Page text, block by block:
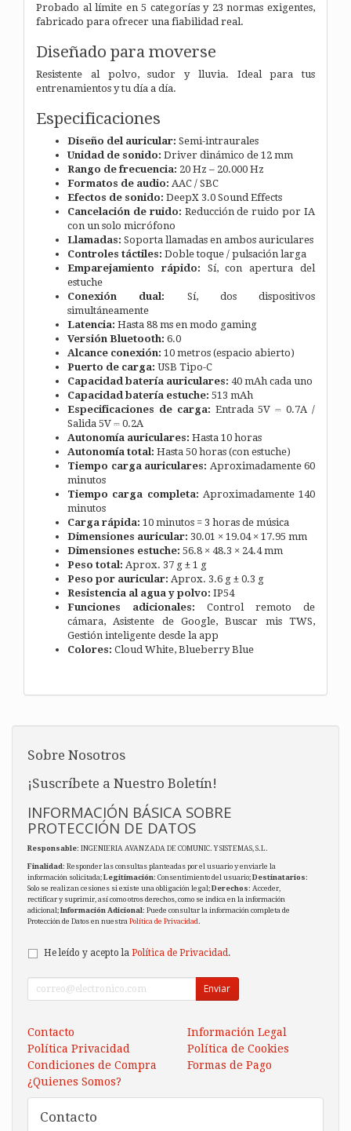
Probado al límite en 5 categorías y 23 normas exigentes,
fabricado para ofrecer una fiabilidad real.
Diseñado para moverse
Resistente al polvo, sudor y lluvia. Ideal para tus
entrenamientos y tu día a día.
Especificaciones
Diseño del auricular: Semi-intraurales
Unidad de sonido: Driver dinámico de 12 mm
Rango de frecuencia: 20 Hz – 20.000 Hz
Formatos de audio: AAC / SBC
Efectos de sonido: DeepX 3.0 Sound Effects
Cancelación de ruido: Reducción de ruido por IA
con un solo micrófono
Llamadas: Soporta llamadas en ambos auriculares
Controles táctiles: Doble toque / pulsación larga
Emparejamiento rápido: Sí, con apertura del
estuche
Conexión dual: Sí, dos dispositivos
simultáneamente
Latencia: Hasta 88 ms en modo gaming
Versión Bluetooth: 6.0
Alcance conexión: 10 metros (espacio abierto)
Puerto de carga: USB Tipo-C
Capacidad batería auriculares: 40 mAh cada uno
Capacidad batería estuche: 513 mAh
Especificaciones de carga: Entrada 5V ⎓ 0.7A /
Salida 5V ⎓ 0.2A
Autonomía auriculares: Hasta 10 horas
Autonomía total: Hasta 50 horas (con estuche)
Tiempo carga auriculares: Aproximadamente 60
minutos
Tiempo carga completa: Aproximadamente 140
minutos
Carga rápida: 10 minutos = 3 horas de música
Dimensiones auricular: 30.01 × 19.04 × 17.95 mm
Dimensiones estuche: 56.8 × 48.3 × 24.4 mm
Peso total: Aprox. 37 g ± 1 g
Peso por auricular: Aprox. 3.6 g ± 0.3 g
Resistencia al agua y polvo: IP54
Funciones adicionales: Control remoto de
cámara, Asistente de Google, Buscar mis TWS,
Gestión inteligente desde la app
Colores: Cloud White, Blueberry Blue
Sobre Nosotros
¡Suscríbete a Nuestro Boletín!
INFORMACIÓN BÁSICA SOBRE
PROTECCIÓN DE DATOS
Responsable: INGENIERIA AVANZADA DE COMUNIC. Y SISTEMAS, S.L.
Finalidad: Responder las consultas planteadas por el usuario y enviarle la
información solicitada;Legitimación: Consentimiento del usuario;Destinatarios:
Solo se realizan cesiones si existe una obligación legal;Derechos: Acceder,
rectificar y suprimir, así como otros derechos, como se indica en la información
adicional;Información Adicional: Puede consultar la información completa de
Protección de Datos en nuestra Política de Privacidad.
He leído y acepto la Política de Privacidad .
Enviar
Contacto
Información Legal
Política Privacidad
Política de Cookies
Condiciones de Compra
Formas de Pago
¿Quienes Somos?
Contacto